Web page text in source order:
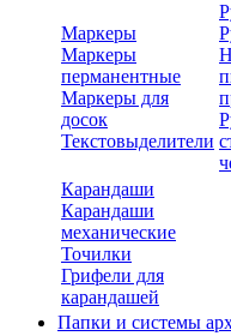
Маркеры
Маркеры
перманентные
Маркеры для
досок
Текстовыделители
Карандаши
Карандаши
механические
Точилки
Грифели для
карандашей
Папки и системы